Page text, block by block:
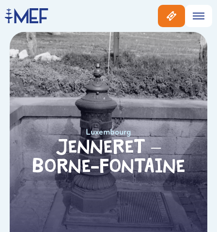
Luxembourg
Jenneret –
Borne-Fontaine